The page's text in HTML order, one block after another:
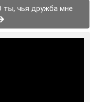
ты, чья дружба мне